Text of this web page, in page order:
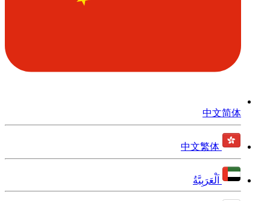
中文简体
中文繁体
اَلْعَرَبِيَّةُ